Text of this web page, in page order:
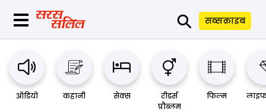
⚲ सब्सक्राइब
ऑडियो कहानी सेक्स
रीडर्स
प्रौब्लम
फिल्म